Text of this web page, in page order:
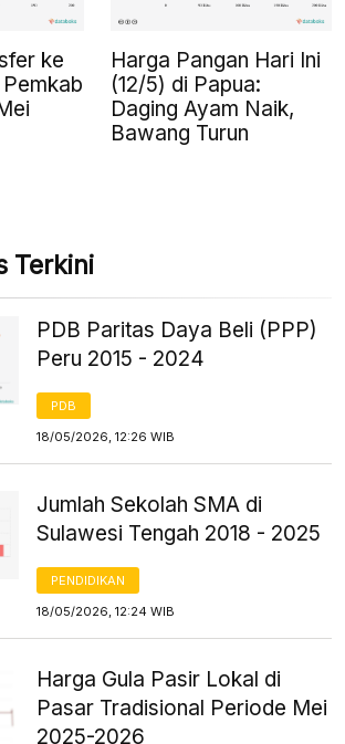
ke
Harga Pangan Hari Ini
(12/5) di Papua:
Daging Ayam Naik,
Bawang Turun
Terkini
PDB Paritas Daya Beli (PPP)
Peru 2015 - 2024
PDB
18/05/2026, 12:26 WIB
Jumlah Sekolah SMA di
Sulawesi Tengah 2018 - 2025
PENDIDIKAN
18/05/2026, 12:24 WIB
Harga Gula Pasir Lokal di
Pasar Tradisional Periode Mei
2025-2026